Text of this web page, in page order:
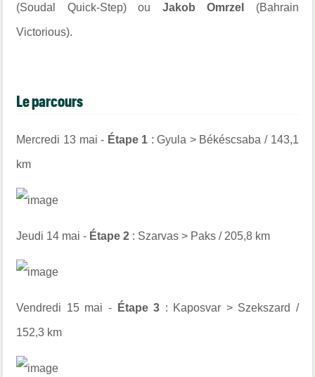
(Soudal Quick-Step) ou Jakob Omrzel (Bahrain
Victorious).
Le parcours
Mercredi 13 mai - Étape 1 : Gyula > Békéscsaba / 143,1
km
Jeudi 14 mai - Étape 2 : Szarvas > Paks / 205,8 km
Vendredi 15 mai - Étape 3 : Kaposvar > Szekszard /
152,3 km